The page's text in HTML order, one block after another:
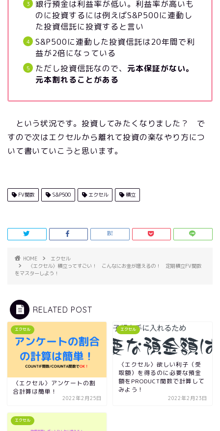
銀行預金は利益率が低い。利益率が高いも
のに投資するには例えばS&P500に連動し
た投資信託に投資すると言い
S&P500に連動した投資信託は20年間で利
益が2倍になっている
ただし投資信託なので、 元本保証がない。
元本割れることがある
という状況です。投資してみたくなりました？ で
すので次はエクセルから離れて投資の楽なやり方につ
いて書いていこうと思います。
FV関数 S&P500 エクセル 積立
HOME
エクセル
〈エクセル〉積立ってすごい！ こんなにお金が増えるの！ 定期積立FV関数
をマスターしよう！
RELATED POST
エクセル
〈エクセル〉アンケートの割
合計算は簡単！
2022年2月25日
エクセル
〈エクセル〉欲しい利子（受
取額）を得るのに必要な預金
額をPRODUCT関数で計算して
みよう！
2022年2月23日
エクセル